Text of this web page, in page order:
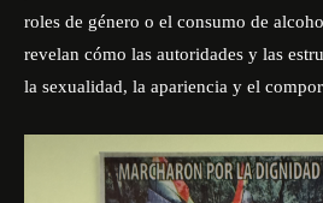
roles de género o el consumo de
revelan cómo las autoridades y las
la sexualidad, la apariencia y el